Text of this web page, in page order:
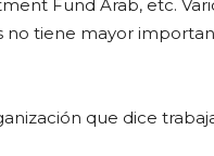
Fund Arab, etc.
no tiene mayor
que dice